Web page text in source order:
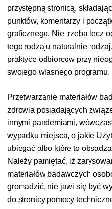
przystępną stronicą,
punktów, komentarzy i
graficznego. Nie trzeba lecz
tego rodzaju naturalnie
praktyce odbiorców przy
swojego własnego programu.
Przetwarzanie materiałów
zdrowia posiadających
innymi pandemiami,
wypadku miejsca, o jakie
ubiegać albo które to
Należy pamiętać, iż
materiałów badawczych
gromadzić, nie jawi się być
do stronicy pomocy